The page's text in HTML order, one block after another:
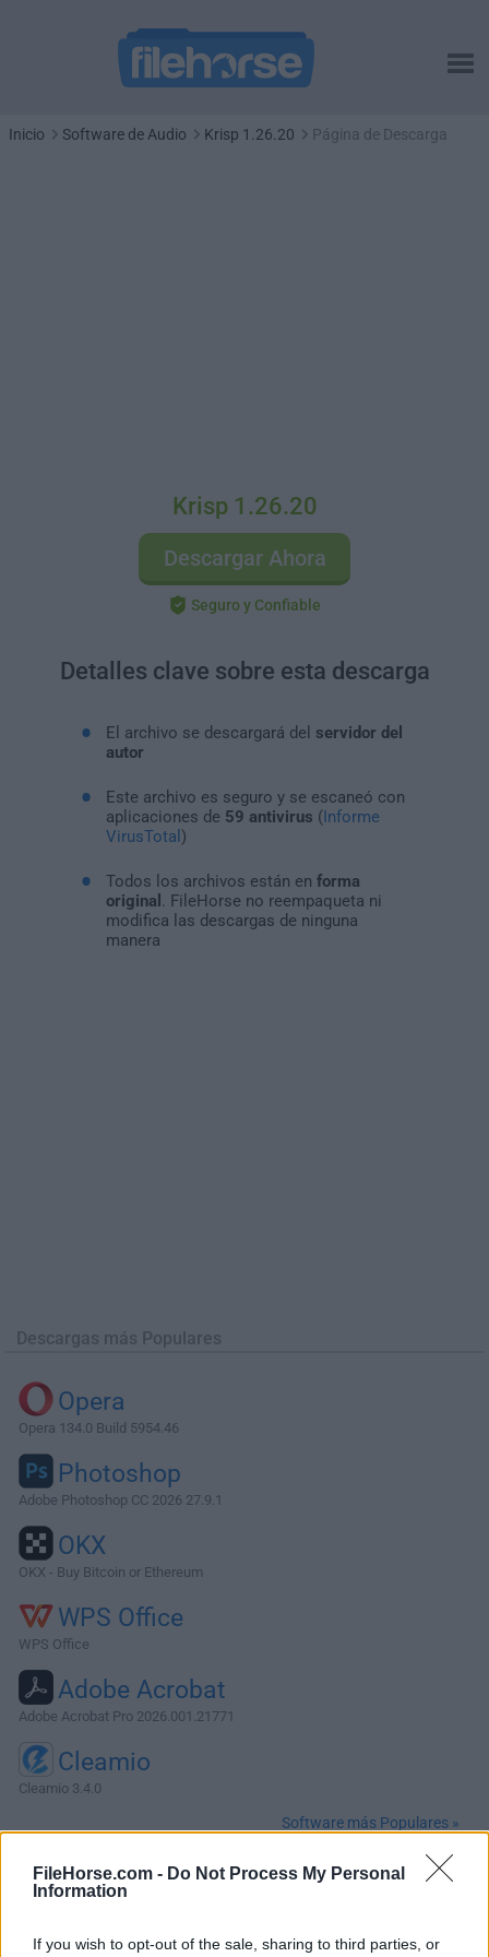
FileHorse.com - Do Not Process My Personal
Information
If you wish to opt-out of the sale, sharing to third parties, or
Inicio Software de Audio Krisp 1.26.20 Página de Descarga
Krisp 1.26.20
Descargar Ahora
Seguro y Confiable
Detalles clave sobre esta descarga
El archivo se descargará del servidor del
autor
Este archivo es seguro y se escaneó con
aplicaciones de 59 antivirus (Informe
VirusTotal )
Todos los archivos están en forma
original
. FileHorse no reempaqueta ni
modifica las descargas de ninguna
manera
Descargas más Populares
Opera
Opera 134.0 Build 5954.46
Photoshop
Adobe Photoshop CC 2026 27.9.1
OKX
OKX - Buy Bitcoin or Ethereum
WPS Office
WPS Office
Adobe Acrobat
Adobe Acrobat Pro 2026.001.21771
Cleamio
Cleamio 3.4.0
Software más Populares »
Acerca de Krisp for Mac